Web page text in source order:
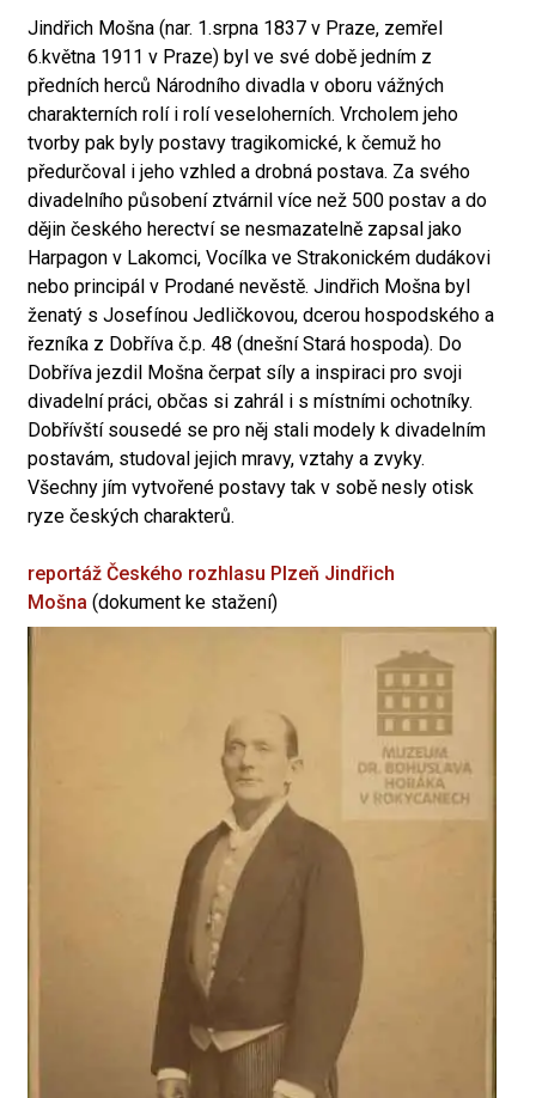
Jindřich Mošna (nar. 1.srpna 1837 v Praze, zemřel
6.května 1911 v Praze) byl ve své době jedním z
předních herců Národního divadla v oboru vážných
charakterních rolí i rolí veseloherních. Vrcholem jeho
tvorby pak byly postavy tragikomické, k čemuž ho
předurčoval i jeho vzhled a drobná postava. Za svého
divadelního působení ztvárnil více než 500 postav a do
dějin českého herectví se nesmazatelně zapsal jako
Harpagon v Lakomci, Vocílka ve Strakonickém dudákovi
nebo principál v Prodané nevěstě. Jindřich Mošna byl
ženatý s Josefínou Jedličkovou, dcerou hospodského a
řezníka z Dobříva č.p. 48 (dnešní Stará hospoda). Do
Dobříva jezdil Mošna čerpat síly a inspiraci pro svoji
divadelní práci, občas si zahrál i s místními ochotníky.
Dobřívští sousedé se pro něj stali modely k divadelním
postavám, studoval jejich mravy, vztahy a zvyky.
Všechny jím vytvořené postavy tak v sobě nesly otisk
ryze českých charakterů.
reportáž Českého rozhlasu Plzeň Jindřich
Mošna (dokument ke stažení)